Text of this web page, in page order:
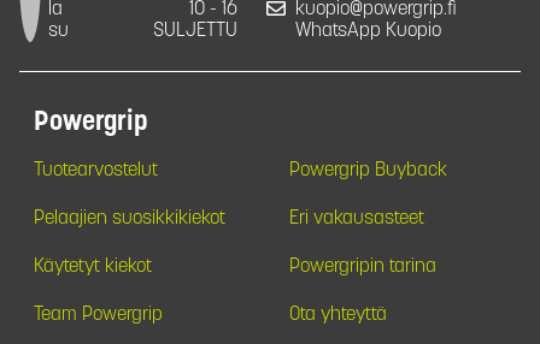
la
10 - 16
su
SULJETTU
kuopio@powergrip.fi
WhatsApp Kuopio
Powergrip
Tuotearvostelut Powergrip Buyback
Pelaajien suosikkikiekot Eri vakausasteet
Käytetyt kiekot Powergripin tarina
Team Powergrip Ota yhteyttä